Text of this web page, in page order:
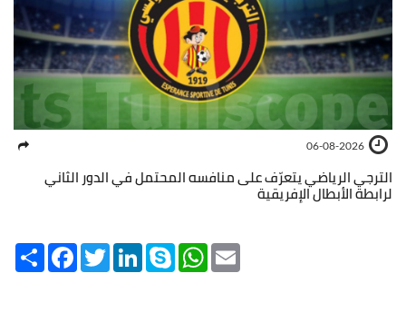
06-08-2026
الترجي الرياضي يتعرّف على منافسه المحتمل في الدور الثاني
لرابطة الأبطال الإفريقية
Share FacebookTwitterLinkedInSkype WhatsApp